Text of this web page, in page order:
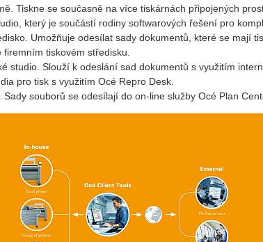
Tiskne se současně na více tiskárnách připojených
který je součástí rodiny softwarových řešení pro
Umožňuje odesílat sady dokumentů, které se mají
tiskovém středisku.
studio. Slouží k odeslání sad dokumentů s využitím
pro tisk s využitím Océ Repro Desk.
Sady souborů se odesílají do on-line služby Océ Plan